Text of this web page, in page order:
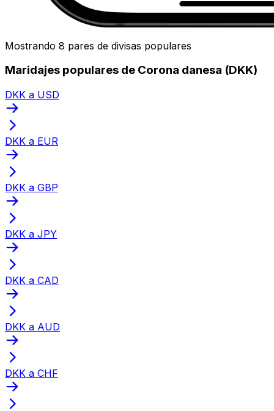
Mostrando 8 pares de divisas populares
Maridajes populares de Corona danesa (DKK)
DKK a USD
DKK a EUR
DKK a GBP
DKK a JPY
DKK a CAD
DKK a AUD
DKK a CHF